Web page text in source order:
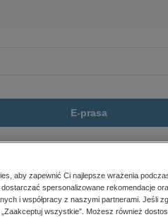
E-prasa
informacyjne
aby zapewnić Ci najlepsze wrażenia
spersonalizowane rekomendacje
i współpracy z naszymi partnerami. Jeśli
wszystkie”. Możesz również